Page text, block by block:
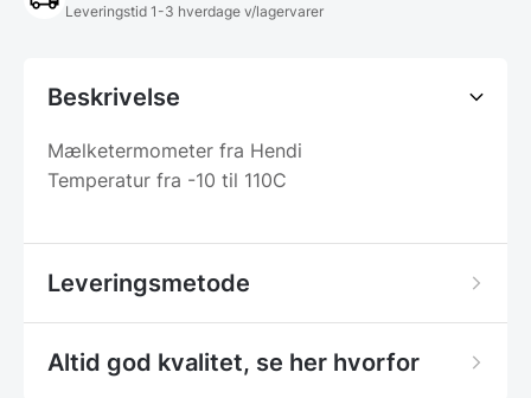
Leveringstid 1-3 hverdage v/lagervarer
Beskrivelse
Mælketermometer fra Hendi
Temperatur fra -10 til 110C
Leveringsmetode
Altid god kvalitet, se her hvorfor